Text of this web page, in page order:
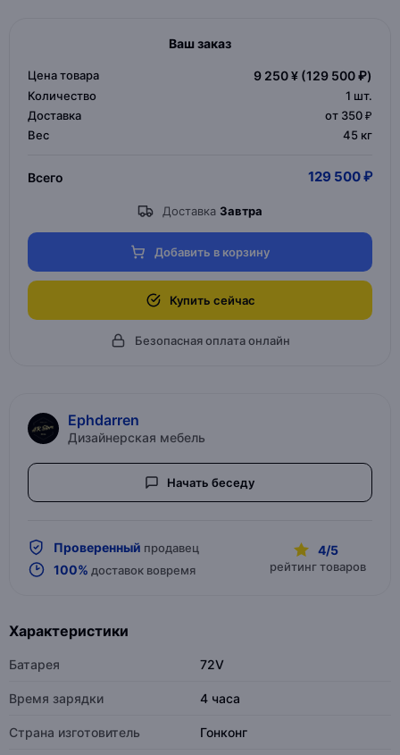
Ваш заказ
Цена товара 9 250 ¥ (129 500 ₽)
Количество 1 шт.
Доставка
от 350 ₽
Вес
45 кг
Всего 129 500 ₽
Доставка Завтра
Добавить в корзину
Купить сейчас
Безопасная оплата онлайн
Ephdarren
Дизайнерская мебель
Начать беседу
Проверенный продавец
100% доставок вовремя
4/5
рейтинг товаров
Характеристики
Батарея 72V
Время зарядки 4 часа
Страна изготовитель Гонконг